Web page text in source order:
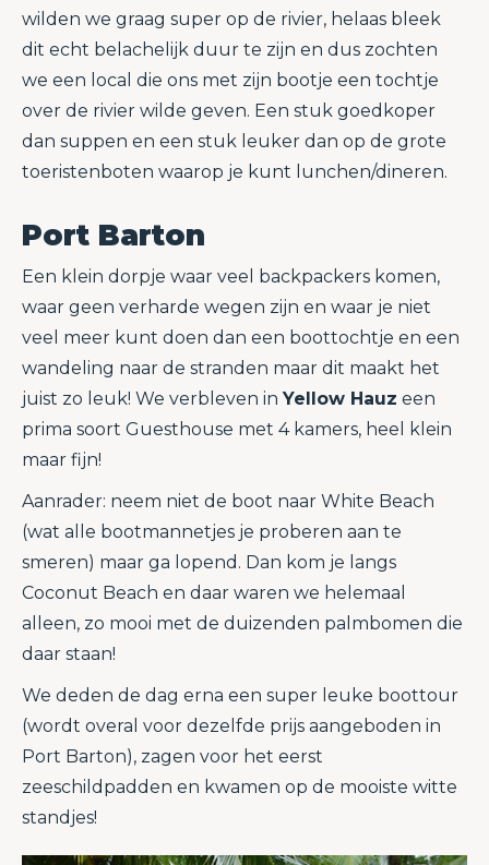
wilden we graag super op de rivier, helaas bleek
dit echt belachelijk duur te zijn en dus zochten
we een local die ons met zijn bootje een tochtje
over de rivier wilde geven. Een stuk goedkoper
dan suppen en een stuk leuker dan op de grote
toeristenboten waarop je kunt lunchen/dineren.
Port Barton
Een klein dorpje waar veel backpackers komen,
waar geen verharde wegen zijn en waar je niet
veel meer kunt doen dan een boottochtje en een
wandeling naar de stranden maar dit maakt het
juist zo leuk! We verbleven in Yellow Hauz een
prima soort Guesthouse met 4 kamers, heel klein
maar fijn!
Aanrader: neem niet de boot naar White Beach
(wat alle bootmannetjes je proberen aan te
smeren) maar ga lopend. Dan kom je langs
Coconut Beach en daar waren we helemaal
alleen, zo mooi met de duizenden palmbomen die
daar staan!
We deden de dag erna een super leuke boottour
(wordt overal voor dezelfde prijs aangeboden in
Port Barton), zagen voor het eerst
zeeschildpadden en kwamen op de mooiste witte
standjes!